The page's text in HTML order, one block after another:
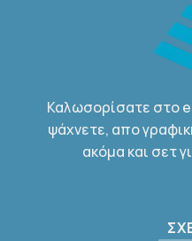
Καλωσορίσατε στο
ψάχνετε, απο
ακόμα και σετ